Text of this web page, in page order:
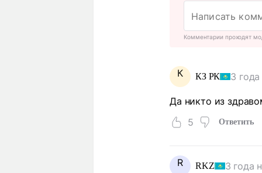
Комментарии проходят
К КЗ РК 3
Да никто из
5
Ответить
R RKZ 3 года